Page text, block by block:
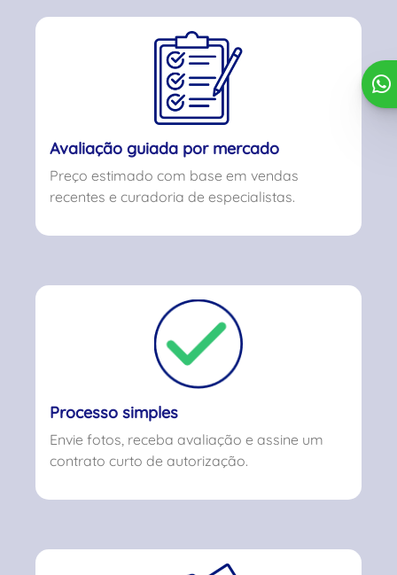
Avaliação guiada por mercado
Preço estimado com base em vendas
recentes e curadoria de especialistas.
Processo simples
Envie fotos, receba avaliação e assine um
contrato curto de autorização.